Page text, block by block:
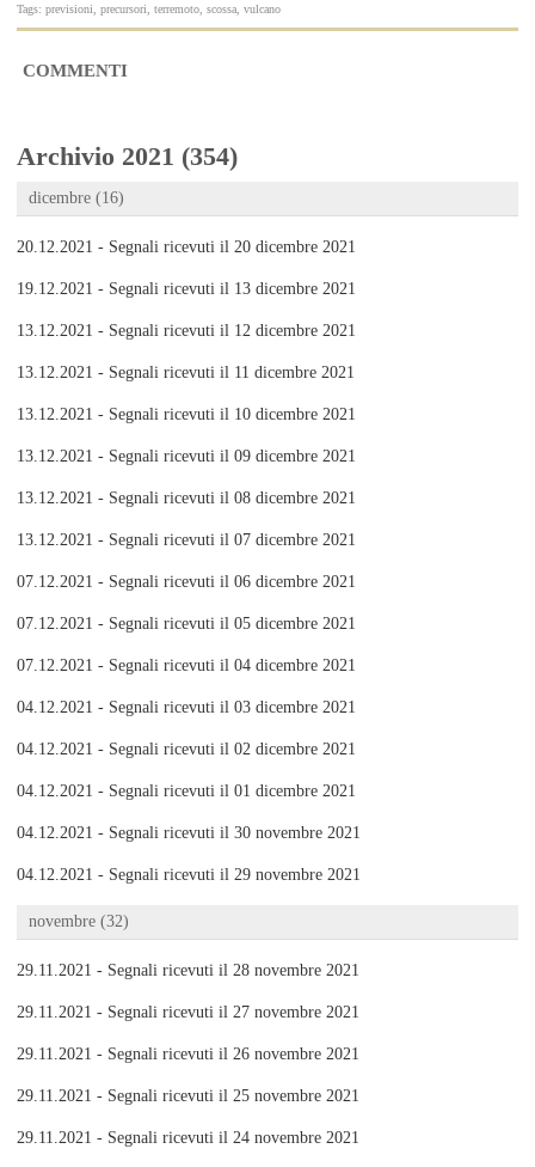
Tags: previsioni, precursori, terremoto, scossa, vulcano
COMMENTI
Archivio 2021 (354)
dicembre (16)
20.12.2021 - Segnali ricevuti il 20 dicembre 2021
19.12.2021 - Segnali ricevuti il 13 dicembre 2021
13.12.2021 - Segnali ricevuti il 12 dicembre 2021
13.12.2021 - Segnali ricevuti il 11 dicembre 2021
13.12.2021 - Segnali ricevuti il 10 dicembre 2021
13.12.2021 - Segnali ricevuti il 09 dicembre 2021
13.12.2021 - Segnali ricevuti il 08 dicembre 2021
13.12.2021 - Segnali ricevuti il 07 dicembre 2021
07.12.2021 - Segnali ricevuti il 06 dicembre 2021
07.12.2021 - Segnali ricevuti il 05 dicembre 2021
07.12.2021 - Segnali ricevuti il 04 dicembre 2021
04.12.2021 - Segnali ricevuti il 03 dicembre 2021
04.12.2021 - Segnali ricevuti il 02 dicembre 2021
04.12.2021 - Segnali ricevuti il 01 dicembre 2021
04.12.2021 - Segnali ricevuti il 30 novembre 2021
04.12.2021 - Segnali ricevuti il 29 novembre 2021
novembre (32)
29.11.2021 - Segnali ricevuti il 28 novembre 2021
29.11.2021 - Segnali ricevuti il 27 novembre 2021
29.11.2021 - Segnali ricevuti il 26 novembre 2021
29.11.2021 - Segnali ricevuti il 25 novembre 2021
29.11.2021 - Segnali ricevuti il 24 novembre 2021